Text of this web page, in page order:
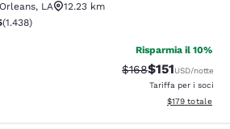
, LA
12.23 km
di 4.54 stelle. Ottimo. 1438 recensioni
(1.438)
Risparmia il 10%
Tariffa di
$168Tariffa
$151USD/notte
Tariffa per i soci
Visualizza i
$179 totale